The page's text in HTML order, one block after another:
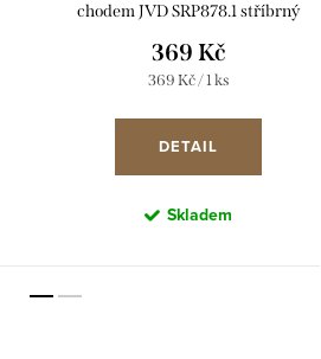
chodem JVD SRP878.1 stříbrný
369 Kč
Měrná
369 Kč / 1 ks
DETAIL
Skladem